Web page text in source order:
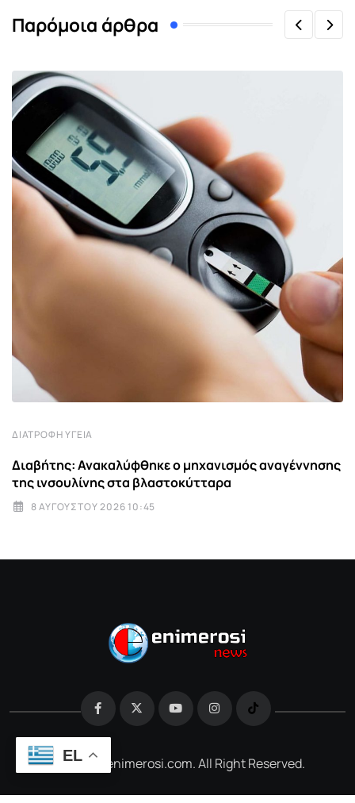
Παρόμοια άρθρα
ΔΙΑΤΡΟΦΉ ΥΓΕΊΑ
Διαβήτης: Ανακαλύφθηκε ο μηχανισμός αναγέννησης
της ινσουλίνης στα βλαστοκύτταρα
8 ΑΥΓΟΎΣΤΟΥ 2026 10:45
@2026 e-enimerosi.com. All Right Reserved.
EL